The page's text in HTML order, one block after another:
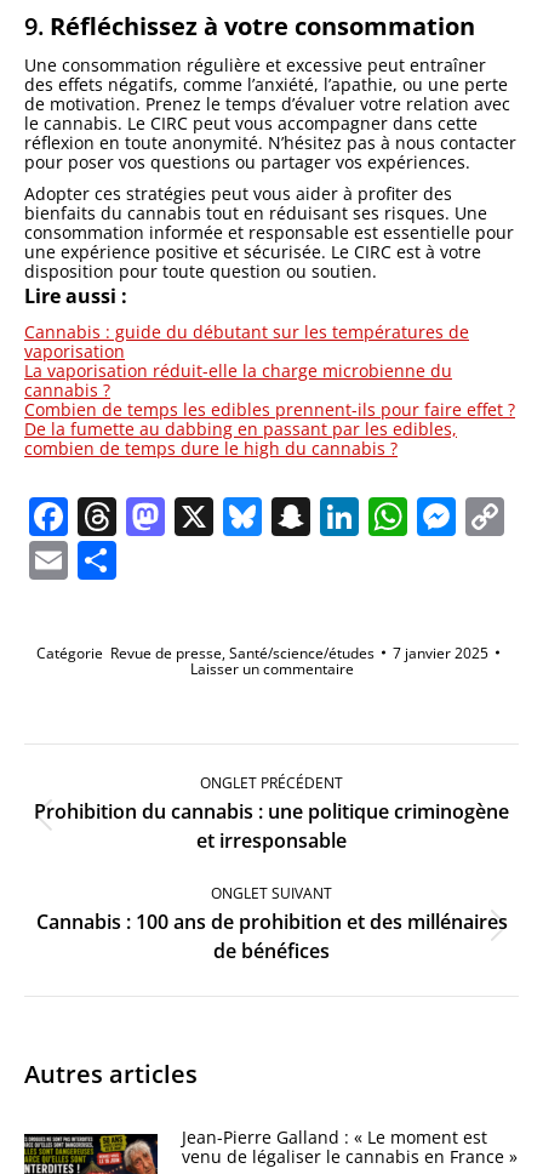
9. Réfléchissez à votre consommation
Une consommation régulière et excessive peut entraîner
des effets négatifs, comme l’anxiété, l’apathie, ou une perte
de motivation. Prenez le temps d’évaluer votre relation avec
le cannabis. Le CIRC peut vous accompagner dans cette
réflexion en toute anonymité. N’hésitez pas à nous contacter
pour poser vos questions ou partager vos expériences.
Adopter ces stratégies peut vous aider à profiter des
bienfaits du cannabis tout en réduisant ses risques. Une
consommation informée et responsable est essentielle pour
une expérience positive et sécurisée. Le CIRC est à votre
disposition pour toute question ou soutien.
Lire aussi :
Cannabis : guide du débutant sur les températures de
vaporisation
La vaporisation réduit-elle la charge microbienne du
cannabis ?
Combien de temps les edibles prennent-ils pour faire effet ?
De la fumette au dabbing en passant par les edibles,
combien de temps dure le high du cannabis ?
Facebook
Threads
Mastodon
X Bluesky
Snapchat
LinkedIn
Email
Catégorie Revue de presse,Santé/science/études 7 janvier 2025
Laisser un commentaire
Navigation
ONGLET PRÉCÉDENT
Onglet
précédent
Prohibition du cannabis : une politique criminogène
et irresponsable
ONGLET SUIVANT
Onglet
suivant
Cannabis : 100 ans de prohibition et des millénaires
de bénéfices
Autres articles
Jean-Pierre Galland : « Le moment est
venu de légaliser le cannabis en France »